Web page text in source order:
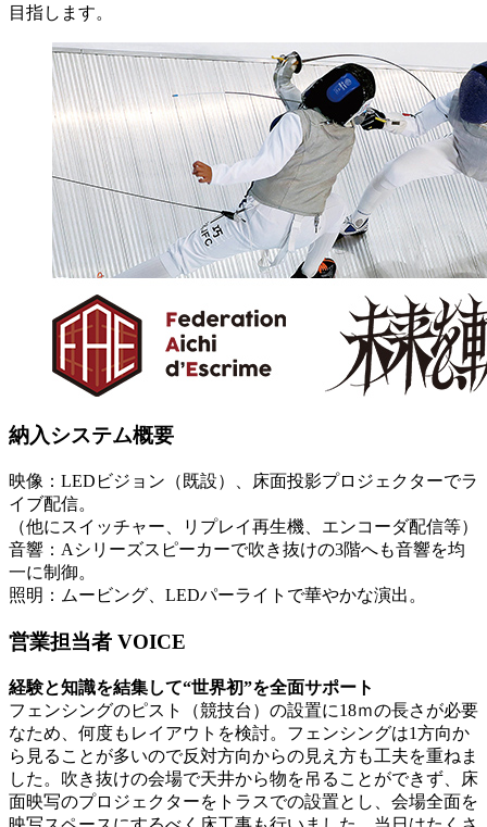
目指します。
納入システム概要
映像：LEDビジョン（既設）、床面投影プロジェクターでラ
イブ配信。
（他にスイッチャー、リプレイ再生機、エンコーダ配信等）
音響：Aシリーズスピーカーで吹き抜けの3階へも音響を均
一に制御。
照明：ムービング、LEDパーライトで華やかな演出。
営業担当者 VOICE
経験と知識を結集して“世界初”を全面サポート
フェンシングのピスト（競技台）の設置に18ｍの長さが必要
なため、何度もレイアウトを検討。フェンシングは1方向か
ら見ることが多いので反対方向からの見え方も工夫を重ねま
した。吹き抜けの会場で天井から物を吊ることができず、床
面映写のプロジェクターをトラスでの設置とし、会場全面を